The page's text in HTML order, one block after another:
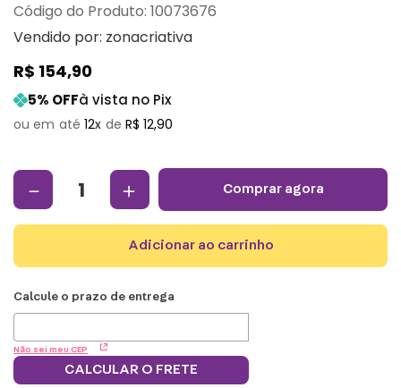
: 10073676
Vendido por: zonacriativa
R$ 154,90
5% OFFà vista no Pix
12 R$ 12,90
＋
－ comprar agora
adicionar ao carrinho
Não sei meu CEP
CALCULAR O FRETE